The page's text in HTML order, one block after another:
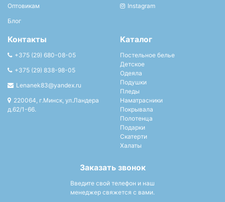
Оптовикам
Блог
Instagram
Контакты
+375 (29) 680-08-05
+375 (29) 838-98-05
Lenanek83@yandex.ru
220064, г.Минск, ул.Ландера
д.62/1-66.
Каталог
Постельное белье
Детское
Одеяла
Подушки
Пледы
Наматрасники
Покрывала
Полотенца
Подарки
Скатерти
Халаты
Заказать звонок
Введите свой телефон и наш
менеджер свяжется с вами.